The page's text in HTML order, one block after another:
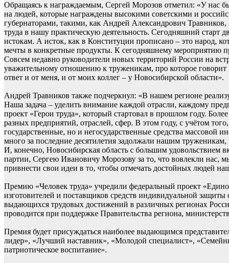
Обращаясь к награждаемым, Сергей Морозов отметил: «У нас
на людей, которые награждены высокими советскими и
губернаторами, такими, как Андрей Александрович
труда в нашу практическую деятельность. Сегодняшний
истокам. А исток, как в Конституции прописано – это народ,
мечты в конкретные продукты. К сегодняшнему мероприятию
Совсем недавно руководители новых территорий России на
уважительному отношению к труженикам, про которое
ответ и от меня, и от моих коллег – у Новосибирской области».
Андрей Травников также подчеркнул: «В нашем регионе
Наша задача – уделить внимание каждой отрасли, каждому
проект «Герои труда», который стартовал в прошлом году.
разных предприятий, отраслей, сфер. В этом году, с учётом
государственные, но и негосударственные средства
много за последние десятилетия задолжали нашим
И, конечно, Новосибирская область с большим
партии, Сергею Ивановичу Морозову за то, что вовлекли нас,
привнести свои идеи в то, чтобы отмечать достойных людей
Премию «Человек труда» учредили федеральный проект
изготовителей и поставщиков средств индивидуальной
выдающихся трудовых достижений в различных регионах
проводится при поддержке Правительства региона,
Премия будет присуждаться наиболее выдающимся
лидер», «Лучший наставник», «Молодой специалист»,
патриотическое воспитание».